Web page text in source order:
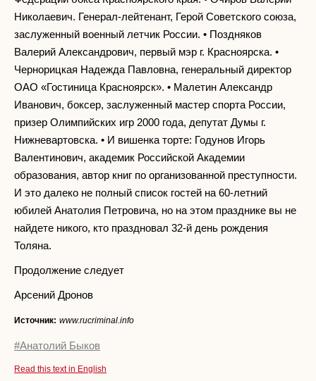
Николаевич. Генерал-лейтенант, Герой Советского союза,
заслуженный военный летчик России. • Поздняков
Валерий Александрович, первый мэр г. Красноярска. •
Чернорицкая Надежда Павловна, генеральный директор
ОАО «Гостиница Красноярск». • Малетин Александр
Иванович, боксер, заслуженный мастер спорта России,
призер Олимпийских игр 2000 года, депутат Думы г.
Нижневартовска. • И вишенка торте: Годунов Игорь
Валентинович, академик Российской Академии
образования, автор книг по организованной преступности.
И это далеко не полный список гостей на 60-летний
юбилей Анатолия Петровича, но на этом празднике вы не
найдете никого, кто праздновал 32-й день рождения
Толяна.
Продолжение следует
Арсений Дронов
Источник: www.rucriminal.info
#Анатолий Быков
Read this text in English